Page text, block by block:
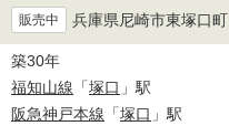
販売中 兵庫県尼崎市東塚口町
築30年
福知山線 「塚口 」駅
阪急神戸本線 「塚口 」駅